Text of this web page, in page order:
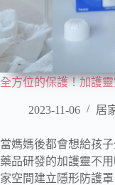
全方位的保護！加護
2023-11-06 居
當媽媽後都會想給孩
藥品研發的加護靈不
家空間建立隱形防護罩